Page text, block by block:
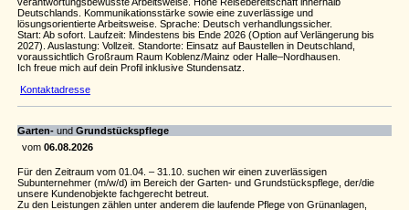
Deutschlands. Kommunikationsstärke sowie eine zuverlässige und
lösungsorientierte Arbeitsweise. Sprache: Deutsch verhandlungssicher.
Start: Ab sofort. Laufzeit: Mindestens bis Ende 2026 (Option auf Verlängerung bis
2027). Auslastung: Vollzeit. Standorte: Einsatz auf Baustellen in Deutschland,
voraussichtlich Großraum Raum Koblenz/Mainz oder Halle–Nordhausen.
Ich freue mich auf dein Profil inklusive Stundensatz.
Kontaktadresse
Garten- und Grundstückspflege
vom 06.08.2026
Für den Zeitraum vom 01.04. – 31.10. suchen wir einen zuverlässigen
Subunternehmer (m/w/d) im Bereich der Garten- und Grundstückspflege, der/die
unsere Kundenobjekte fachgerecht betreut.
Zu den Leistungen zählen unter anderem die laufende Pflege von Grünanlagen,